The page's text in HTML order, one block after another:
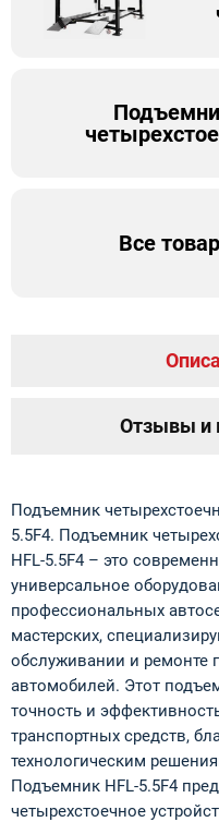
Все
Отзывы и
Подъемник
5.5F4. Подъемник
HFL-5.5F4 – это
универсальное
профессиональных
мастерских,
обслуживании и ремонте
автомобилей. Этот
точность и
транспортных средств,
технологическим
Подъемник HFL-5.5F4
четырехстоечное